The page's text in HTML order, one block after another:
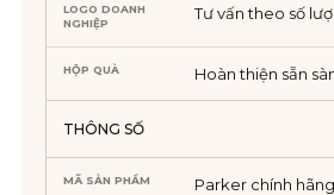
LOGO DOANH
NGHIỆP
Tư vấn theo số
HỘP QUÀ Hoàn thiện sẵn
THÔNG SỐ
MÃ SẢN PHẨM Parker chính hãng